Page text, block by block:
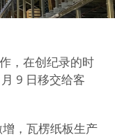
，在创纪录的时
9 日移交给客
，瓦楞纸板生产